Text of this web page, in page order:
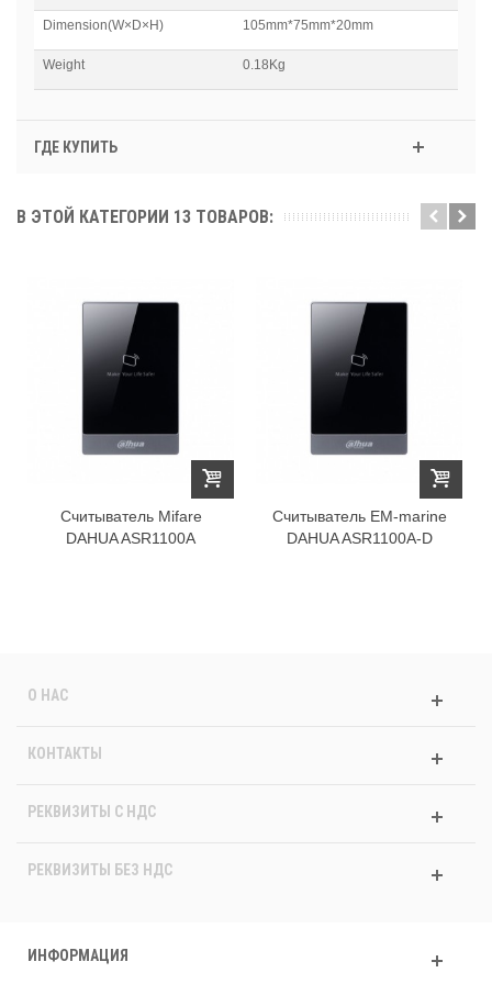
Dimension(W×D×H) 105mm*75mm*20mm
Weight 0.18Kg
ГДЕ КУПИТЬ
В ЭТОЙ КАТЕГОРИИ 13 ТОВАРОВ:
Считыватель Mifare
DAHUA ASR1100A
Считыватель EM-marine
DAHUA ASR1100A-D
О НАС
КОНТАКТЫ
РЕКВИЗИТЫ C НДС
РЕКВИЗИТЫ БЕЗ НДС
ИНФОРМАЦИЯ